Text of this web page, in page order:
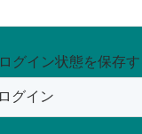
ログイン状態を保存す